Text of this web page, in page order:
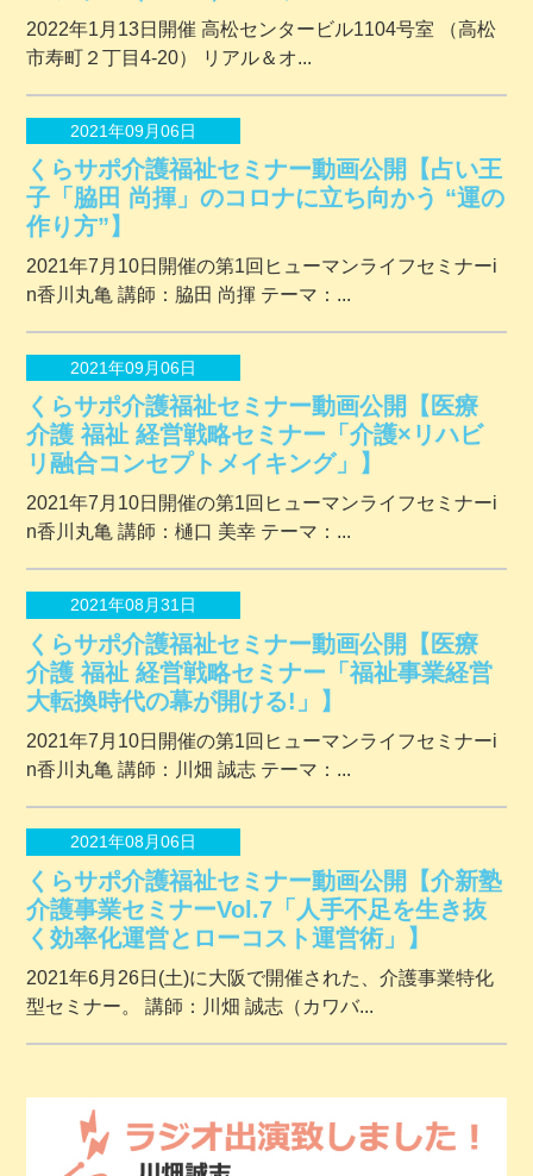
2022年1月13日開催 ⾼松センタービル1104号室 （⾼松
市寿町２丁⽬4-20） リアル＆オ...
2021年09月06日
くらサポ介護福祉セミナー動画公開【占い王
子「脇田 尚揮」のコロナに立ち向かう “運の
作り方”】
2021年7月10日開催の第1回ヒューマンライフセミナーi
n香川丸亀 講師：脇田 尚揮 テーマ：...
2021年09月06日
くらサポ介護福祉セミナー動画公開【医療
介護 福祉 経営戦略セミナー「介護×リハビ
リ融合コンセプトメイキング」】
2021年7月10日開催の第1回ヒューマンライフセミナーi
n香川丸亀 講師：樋口 美幸 テーマ：...
2021年08月31日
くらサポ介護福祉セミナー動画公開【医療
介護 福祉 経営戦略セミナー「福祉事業経営
大転換時代の幕が開ける!」】
2021年7月10日開催の第1回ヒューマンライフセミナーi
n香川丸亀 講師：川畑 誠志 テーマ：...
2021年08月06日
くらサポ介護福祉セミナー動画公開【介新塾
介護事業セミナーVol.7「人手不足を生き抜
く効率化運営とローコスト運営術」】
2021年6月26日(土)に大阪で開催された、介護事業特化
型セミナー。 講師：川畑 誠志（カワバ...